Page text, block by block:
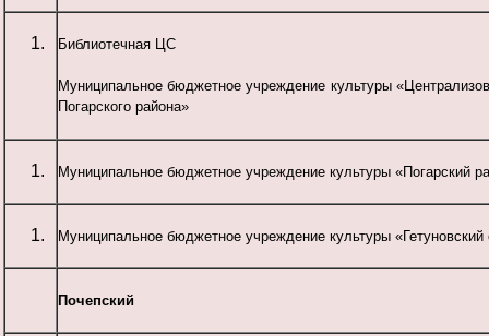
Библиотечная ЦС
Муниципальное бюджетное учреждение культуры
Погарского района»
Муниципальное бюджетное учреждение культуры «Погарский
Муниципальное бюджетное учреждение культуры
Почепский